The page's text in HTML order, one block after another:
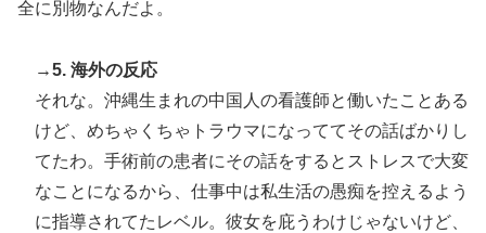
全に別物なんだよ。
→5. 海外の反応
それな。沖縄生まれの中国人の看護師と働いたことある
けど、めちゃくちゃトラウマになっててその話ばかりし
てたわ。手術前の患者にその話をするとストレスで大変
なことになるから、仕事中は私生活の愚痴を控えるよう
に指導されてたレベル。彼女を庇うわけじゃないけど、